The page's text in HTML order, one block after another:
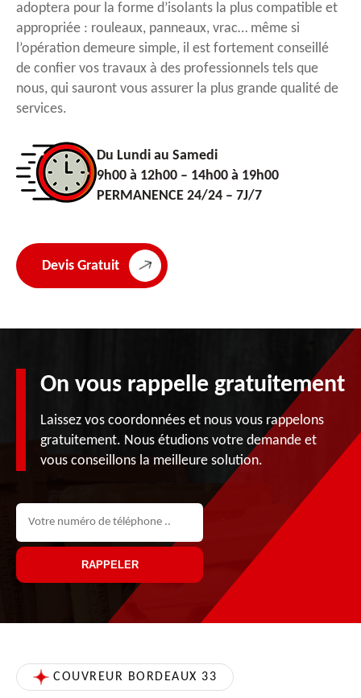
adoptera pour la forme d’isolants la plus compatible et
appropriée : rouleaux, panneaux, vrac… même si
l’opération demeure simple, il est fortement conseillé
de confier vos travaux à des professionnels tels que
nous, qui sauront vous assurer la plus grande qualité de
services.
Du Lundi au Samedi
9h00 à 12h00 – 14h00 à 19h00
PERMANENCE 24/24 – 7J/7
Devis Gratuit
On vous rappelle gratuitement
Laissez vos coordonnées et nous vous rappelons
gratuitement. Nous étudions votre demande et
vous conseillons la meilleure solution.
COUVREUR BORDEAUX 33